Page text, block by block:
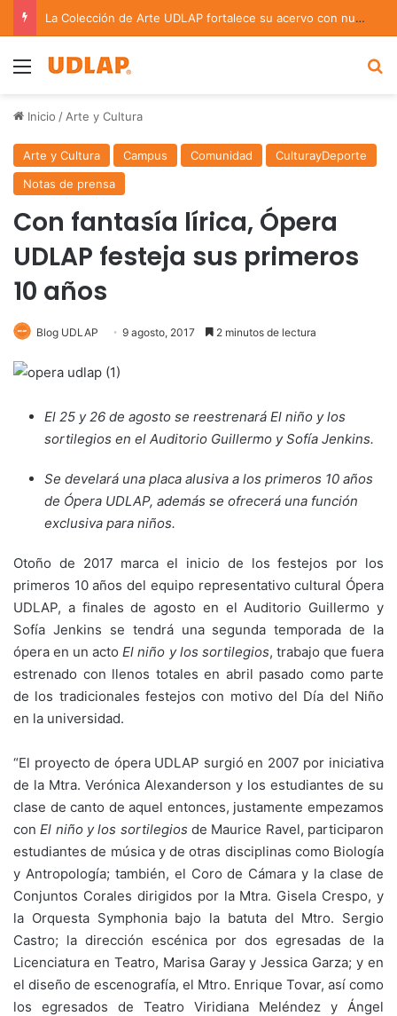
La Colección de Arte UDLAP fortalece su acervo con nuevas obras de artistas emergentes y consolidados
Menu
Inicio / Arte y Cultura
Arte y Cultura Campus Comunidad
CulturayDeporte
Notas de prensa
Con fantasía lírica, Ópera
UDLAP festeja sus primeros
10 años
Blog UDLAP 9 agosto, 2017 2 minutos de lectura
El 25 y 26 de agosto se reestrenará El niño y los
sortilegios en el Auditorio Guillermo y Sofía Jenkins.
Se develará una placa alusiva a los primeros 10 años
de Ópera UDLAP, además se ofrecerá una función
exclusiva para niños.
Otoño de 2017 marca el inicio de los festejos por los
primeros 10 años del equipo representativo cultural Ópera
UDLAP, a finales de agosto en el Auditorio Guillermo y
Sofía Jenkins se tendrá una segunda temporada de la
ópera en un actoEl niño y los sortilegios, trabajo que fuera
estrenado con llenos totales en abril pasado como parte
de los tradicionales festejos con motivo del Día del Niño
en la universidad.
“El proyecto de ópera UDLAP surgió en 2007 por iniciativa
de la Mtra. Verónica Alexanderson y los estudiantes de su
clase de canto de aquel entonces, justamente empezamos
conEl niño y los sortilegios de Maurice Ravel, participaron
estudiantes de música y de otras disciplinas como Biología
y Antropología; también, el Coro de Cámara y la clase de
Conjuntos Corales dirigidos por la Mtra. Gisela Crespo, y
la Orquesta Symphonia bajo la batuta del Mtro. Sergio
Castro; la dirección escénica por dos egresadas de la
Licenciatura en Teatro, Marisa Garay y Jessica Garza; y en
el diseño de escenografía, el Mtro. Enrique Tovar, así como
los egresados de Teatro Viridiana Meléndez y Ángel